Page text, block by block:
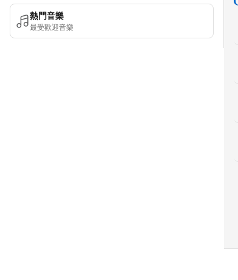
熱門音樂
最受歡迎音樂